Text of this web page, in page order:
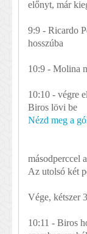
előnyt, már
9:9 - Ricardo
hosszúba
10:9 - Molina
10:10 - végre
Biros lövi be
Nézd meg a
másodperccel
Az utolsó két
Vége, kétszer
10:11 - Biros